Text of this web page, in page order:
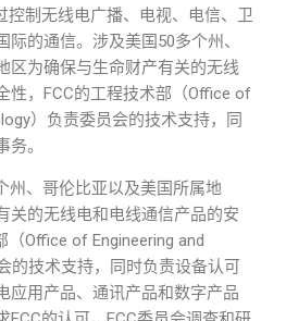
控制无线电广播、电视、电信、卫
的通信。涉及美国50多个州、
区为确保与生命财产有关的无线
性，FCC的工程技术部（Office of
）负责委员会的技术支持，同
。
州、哥伦比亚以及美国所属地
关的无线电和电线通信产品的安
（Office of Engineering and
的技术支持，同时负责设备认可
应用产品、通讯产品和数字产品